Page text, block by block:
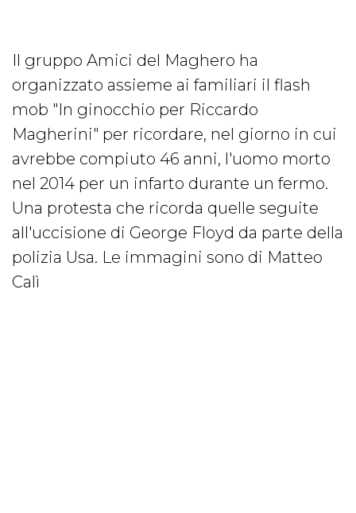
Il gruppo Amici del Maghero ha
organizzato assieme ai familiari il flash
mob "In ginocchio per Riccardo
Magherini" per ricordare, nel giorno in cui
avrebbe compiuto 46 anni, l'uomo morto
nel 2014 per un infarto durante un fermo.
Una protesta che ricorda quelle seguite
all'uccisione di George Floyd da parte della
polizia Usa. Le immagini sono di Matteo
Calì